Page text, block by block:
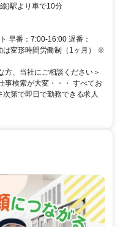
本線)駅より車で10分
早番：7:00-16:00 遅番：
変形時間労働制（1ヶ月） ※
方、当社にご相談ください＞
事検索が大変・・・ すべてお
第で即日で勤務できる求人